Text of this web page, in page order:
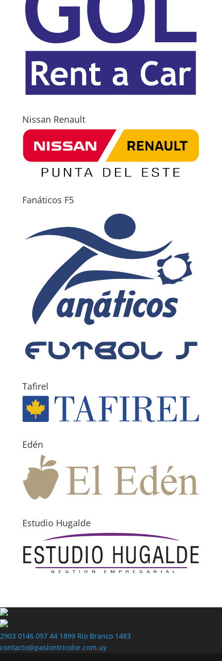
Nissan Renault
Fanáticos F5
Tafirel
Edén
Estudio Hugalde
2903 0146 097 44 1899 Río Branco 1483
contacto@pasiontricolor.com.uy